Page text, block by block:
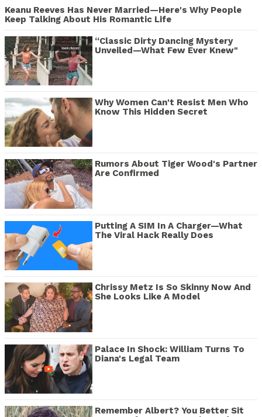
Keanu Reeves Has Never Married—Here's Why People
Keep Talking About His Romantic Life
“Classic Dirty Dancing Mystery
Unveiled—What Few Ever Knew"
Why Women Can't Resist Men Who
Know This Hidden Secret
Rumors About Tiger Wood's Partner
Are Confirmed
Putting A SIM In A Charger—What
The Viral Hack Really Does
Chrissy Metz Is So Skinny Now And
She Looks Like A Model
Palace In Shock: William Turns To
Diana's Legal Team
Remember Albert? You Better Sit